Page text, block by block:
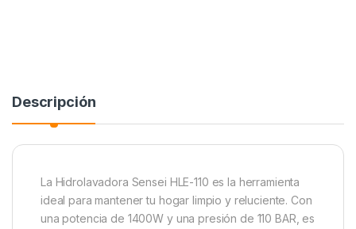
Descripción
La Hidrolavadora Sensei HLE-110 es la herramienta
ideal para mantener tu hogar limpio y reluciente. Con
una potencia de 1400W y una presión de 110 BAR, es